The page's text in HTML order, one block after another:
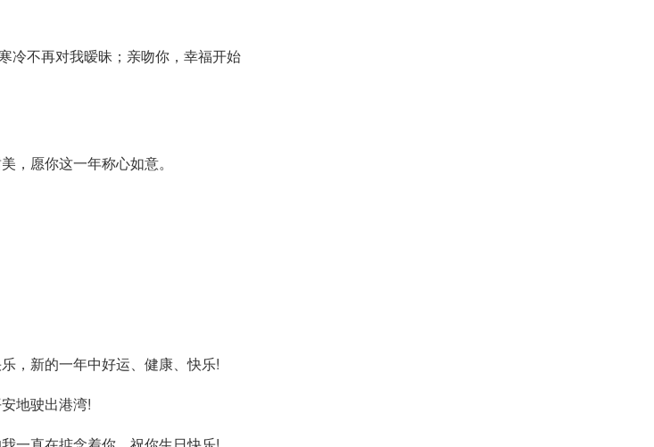
不再对我暧昧；亲吻你，幸福开始
愿你这一年称心如意。
，新的一年中好运、健康、快乐!
地驶出港湾!